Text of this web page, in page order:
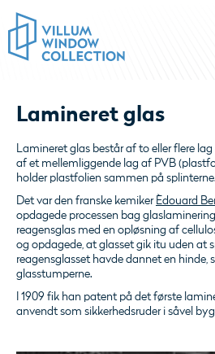
Lamineret glas
Lamineret glas består af to eller flere
af et mellemliggende lag af PVB
holder plastfolien sammen på splinterne.
Det var den franske kemiker Èdouard
opdagede processen bag
reagensglas med en opløsning af
og opdagede, at glasset gik itu uden at
reagensglasset havde dannet en
glasstumperne.
I 1909 fik han patent på det første
anvendt som sikkerhedsruder i såvel